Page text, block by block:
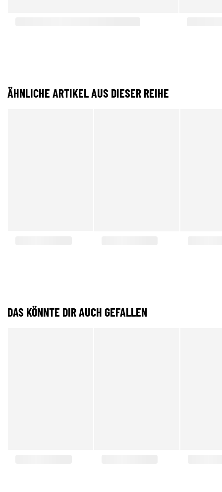
ÄHNLICHE ARTIKEL AUS DIESER REIHE
DAS KÖNNTE DIR AUCH GEFALLEN